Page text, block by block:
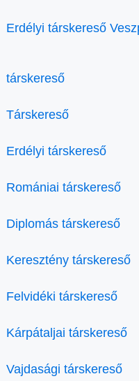
Erdélyi társkereső
társkereső
Társkereső
Erdélyi társkereső
Romániai társkereső
Diplomás társkereső
Keresztény társkereső
Felvidéki társkereső
Kárpátaljai társkereső
Vajdasági társkereső